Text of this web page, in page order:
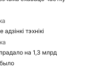
тэхнікі
на 1,3 млрд